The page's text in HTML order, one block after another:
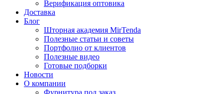
Верификация оптовика
Доставка
Блог
Шторная академия MirTenda
Полезные статьи и советы
Портфолио от клиентов
Полезные видео
Готовые подборки
Новости
О компании
Фурнитура под заказ